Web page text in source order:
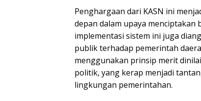
Penghargaan dari KASN ini
depan dalam upaya
implementasi sistem ini juga
publik terhadap pemerintah
menggunakan prinsip merit
politik, yang kerap menjadi
lingkungan pemerintahan.